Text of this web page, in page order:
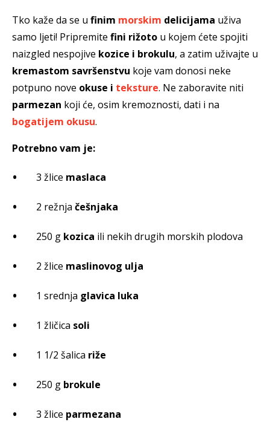
Tko kaže da se u finim morskim delicijama uživa
samo ljeti! Pripremite fini rižoto u kojem ćete spojiti
naizgled nespojive kozice i brokulu, a zatim uživajte u
kremastom savršenstvu koje vam donosi neke
potpuno nove okuse i teksture. Ne zaboravite niti
parmezan koji će, osim kremoznosti, dati i na
bogatijem okusu.
Potrebno vam je:
3 žlice maslaca
2 režnja češnjaka
250 g kozica ili nekih drugih morskih plodova
2 žlice maslinovog ulja
1 srednja glavica luka
1 žličica soli
1 1/2 šalica riže
250 g brokule
3 žlice parmezana